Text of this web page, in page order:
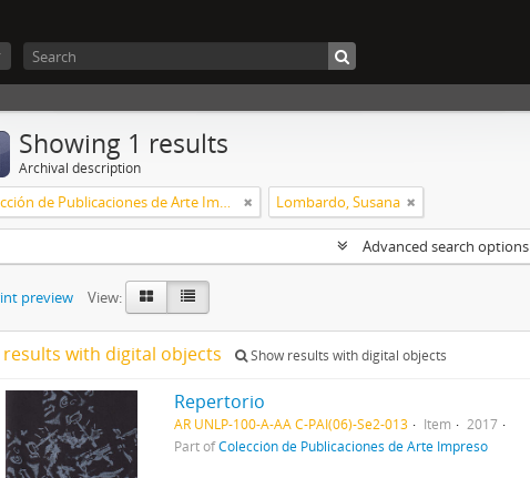
Showing 1 results
Archival description
Colección de Publicaciones de Arte Impreso Lombardo, Susana
Advanced search options
preview View:
results with digital objects Show results with digital objects
Repertorio
AR UNLP-100-A-AA C-PAI(06)-Se2-013 Item
2017
Part ofColección de Publicaciones de Arte Impreso